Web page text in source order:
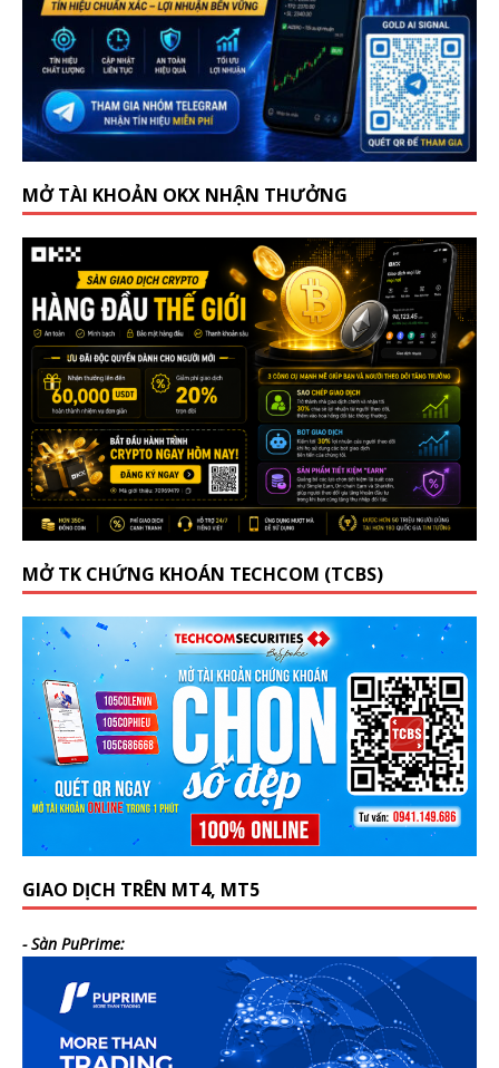
MỞ TÀI KHOẢN OKX NHẬN THƯỞNG
MỞ TK CHỨNG KHOÁN TECHCOM (TCBS)
GIAO DỊCH TRÊN MT4, MT5
- Sàn PuPrime: